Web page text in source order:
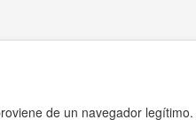
de un navegador legítimo.